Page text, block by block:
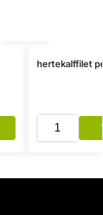
hertekalffilet